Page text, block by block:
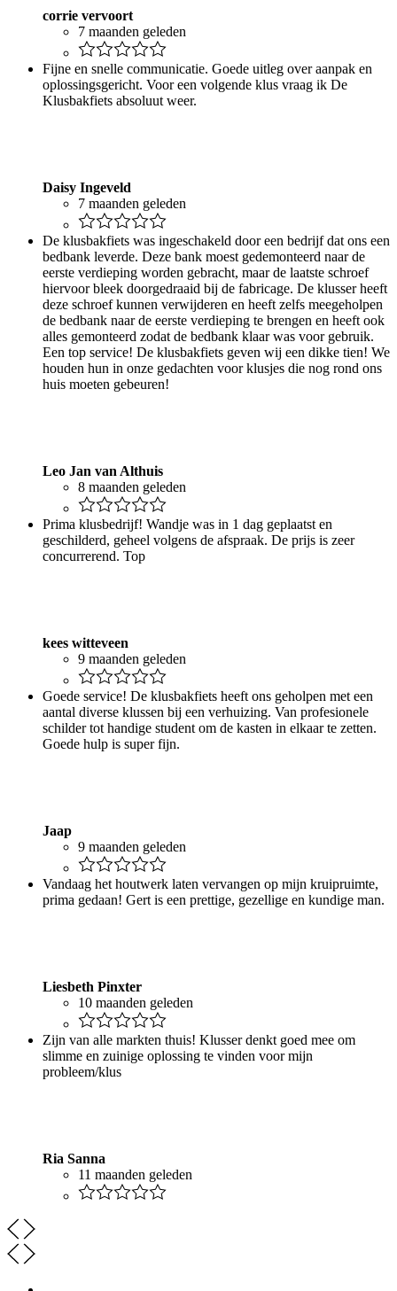
corrie vervoort
7 maanden geleden
Fijne en snelle communicatie. Goede uitleg over aanpak en
oplossingsgericht. Voor een volgende klus vraag ik De
Klusbakfiets absoluut weer.
Daisy Ingeveld
7 maanden geleden
De klusbakfiets was ingeschakeld door een bedrijf dat ons een
bedbank leverde. Deze bank moest gedemonteerd naar de
eerste verdieping worden gebracht, maar de laatste schroef
hiervoor bleek doorgedraaid bij de fabricage. De klusser heeft
deze schroef kunnen verwijderen en heeft zelfs meegeholpen
de bedbank naar de eerste verdieping te brengen en heeft ook
alles gemonteerd zodat de bedbank klaar was voor gebruik.
Een top service! De klusbakfiets geven wij een dikke tien! We
houden hun in onze gedachten voor klusjes die nog rond ons
huis moeten gebeuren!
Leo Jan van Althuis
8 maanden geleden
Prima klusbedrijf! Wandje was in 1 dag geplaatst en
geschilderd, geheel volgens de afspraak. De prijs is zeer
concurrerend. Top
kees witteveen
9 maanden geleden
Goede service! De klusbakfiets heeft ons geholpen met een
aantal diverse klussen bij een verhuizing. Van profesionele
schilder tot handige student om de kasten in elkaar te zetten.
Goede hulp is super fijn.
Jaap
9 maanden geleden
Vandaag het houtwerk laten vervangen op mijn kruipruimte,
prima gedaan! Gert is een prettige, gezellige en kundige man.
Liesbeth Pinxter
10 maanden geleden
Zijn van alle markten thuis! Klusser denkt goed mee om
slimme en zuinige oplossing te vinden voor mijn
probleem/klus
Ria Sanna
11 maanden geleden